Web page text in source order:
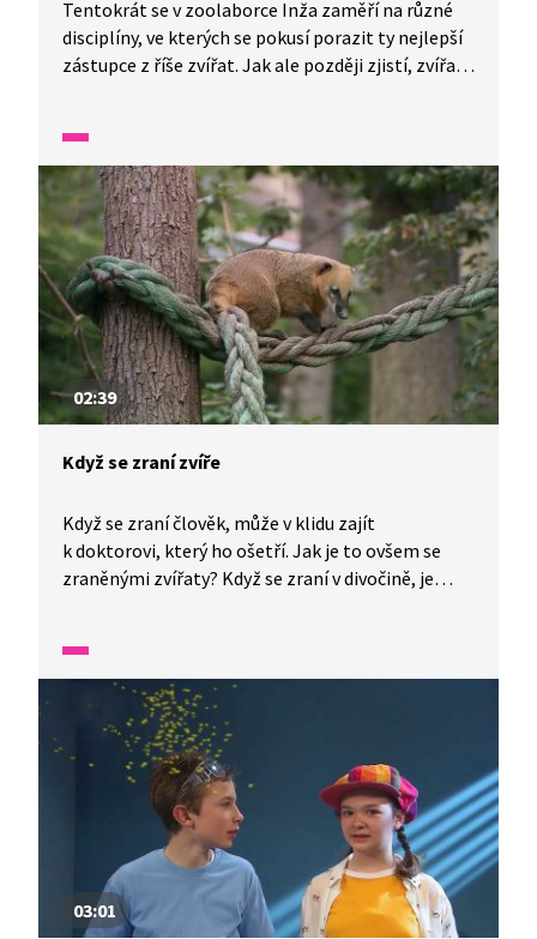
Tentokrát se v zoolaborce Inža zaměří na různé
disciplíny, ve kterých se pokusí porazit ty nejlepší
zástupce z říše zvířat. Jak ale později zjistí, zvířata
poměříme výdrž ve vodě na jedno nadechnutí, sílu
nebo třeba nejhuňatější kožich.
02:39
Když se zraní zvíře
Když se zraní člověk, může v klidu zajít
k doktorovi, který ho ošetří. Jak je to ovšem se
zraněnými zvířaty? Když se zraní v divočině, je
zahradě. Tam se umí postarat o různá zranění
a zvířecím pacientům pomohou jejich zranění
zvládnout.
03:01